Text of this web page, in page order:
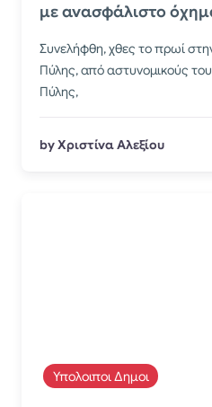
με ανασφάλιστο
Συνελήφθη, χθες το πρωί
Πύλης, από αστυνομικούς
Πύλης,
by Χριστίνα Αλεξίου
Υπολοιποι Δημοι